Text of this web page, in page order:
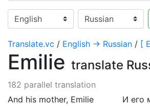
Translate.vc / English → Russian / [
Emilie translate
182 parallel translation
And his mother, Emilie
И его